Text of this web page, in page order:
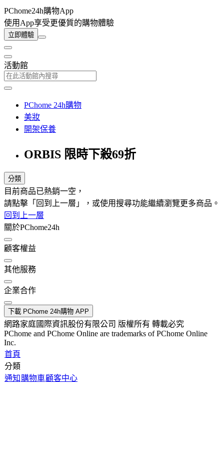
PChome24h購物App
使用App享受更優質的購物體驗
立即體驗
活動館
PChome 24h購物
美妝
開架保養
ORBIS 限時下殺69折
分類
目前商品已熱銷一空，
請點擊「回到上一層」，或使用搜尋功能繼續瀏覽更多商品。
回到上一層
關於PChome24h
顧客權益
其他服務
企業合作
下載 PChome 24h購物 APP
網路家庭國際資訊股份有限公司 版權所有 轉載必究
PChome and PChome Online are trademarks of PChome Online
Inc.
首頁
分類
通知 購物車顧客中心